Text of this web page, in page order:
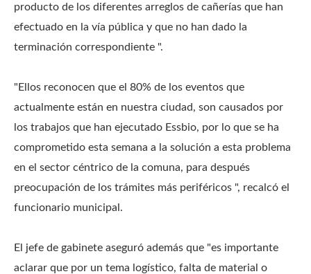
producto de los diferentes arreglos de cañerías que han
efectuado en la vía pública y que no han dado la
terminación correspondiente ".
"Ellos reconocen que el 80% de los eventos que
actualmente están en nuestra ciudad, son causados ​​por
los trabajos que han ejecutado Essbio, por lo que se ha
comprometido esta semana a la solución a esta problema
en el sector céntrico de la comuna, para después
preocupación de los trámites más periféricos ", recalcó el
funcionario municipal.
El jefe de gabinete aseguró además que "es importante
aclarar que por un tema logístico, falta de material o